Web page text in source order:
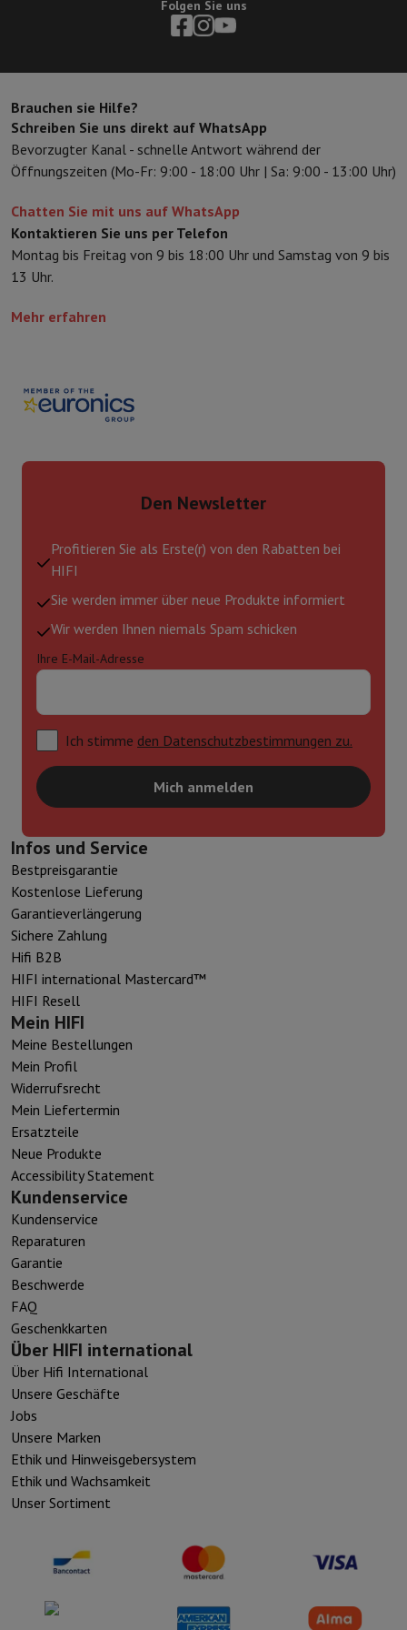
Sport, Gaming & Haustechnik
Smart HomeSicherheit & Schutz
Elektrische MobilitätGesamte ElektromobilitätE Scooter und
Gaming Konsole
SpielkonsolenRefurbished Konsolen
Sport ZubehörSport Kopfhörer
Batterien & Elektrizität
Akkus Ladegerät für AkkusSteckdosen
Infos & Beratung
Warum HiFi wählen
Kostenlose Lieferung10 Verkaufsstellen
Unsere DienstleistungenKostenlose LieferungAbholung im
Kundenservice
Folgen Sie uns
Brauchen sie Hilfe?
Schreiben Sie uns direkt auf WhatsApp
Bevorzugter Kanal - schnelle Antwort während der
Öffnungszeiten (Mo-Fr: 9:00 - 18:00 Uhr | Sa: 9:00 - 13:00 Uhr)
Chatten Sie mit uns auf WhatsApp
Kontaktieren Sie uns per Telefon
Montag bis Freitag von 9 bis 18:00 Uhr und Samstag von 9 bis
13 Uhr.
Mehr erfahren
Den Newsletter
Profitieren Sie als Erste(r) von den Rabatten bei
HIFI
Sie werden immer über neue Produkte informiert
Wir werden Ihnen niemals Spam schicken
Ihre E-Mail-Adresse
Ich stimme den Datenschutzbestimmungen zu.
Mich anmelden
Infos und Service
Bestpreisgarantie
Kostenlose Lieferung
Garantieverlängerung
Sichere Zahlung
Hifi B2B
HIFI international Mastercard™
HIFI Resell
Mein HIFI
Meine Bestellungen
Mein Profil
Widerrufsrecht
Mein Liefertermin
Ersatzteile
Neue Produkte
Accessibility Statement
Kundenservice
Kundenservice
Reparaturen
Garantie
Beschwerde
FAQ
Geschenkkarten
Über HIFI international
Über Hifi International
Unsere Geschäfte
Jobs
Unsere Marken
Ethik und Hinweisgebersystem
Ethik und Wachsamkeit
Unser Sortiment